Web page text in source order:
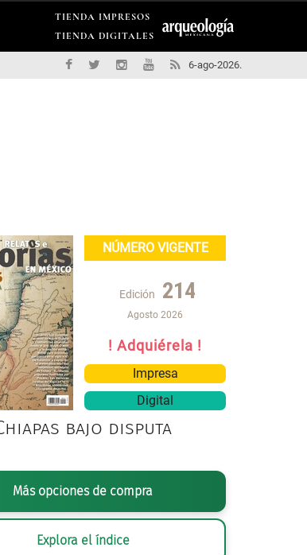
TIENDA IMPRESOS
TIENDA DIGITALES
6-ago-2026.
THE ANIMALS, PORTADA DE DISCO, 1964. WIKIMEDIA
NÚMERO VIGENTE
Edición 214
Agosto 2026
! Adquiérela !
Impresa
Digital
bajo disputa
Más opciones de compra
Explora el índice